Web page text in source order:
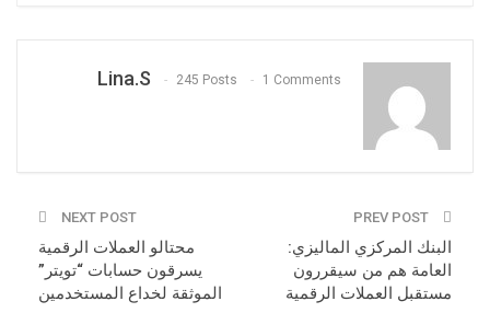
Lina.s 245 Posts 1 Comments
البنك المركزي الماليزي:
العامة هم من سيقررون
مستقبل العملات الرقمية
NEXT POST
محتالو العملات الرقمية
يسرقون حسابات “تويتر”
الموثقة لخداع المستخدمين